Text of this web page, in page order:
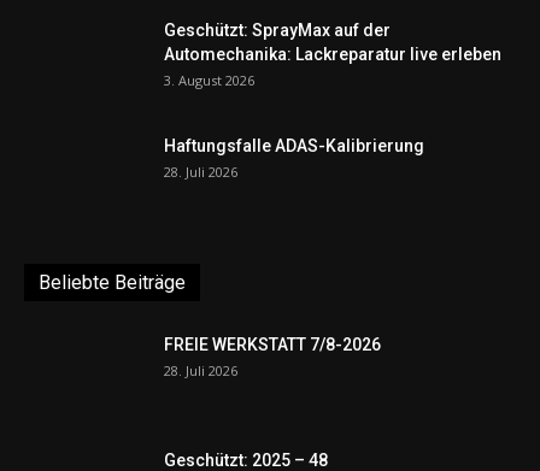
Geschützt: SprayMax auf der
Automechanika: Lackreparatur live erleben
3. August 2026
Haftungsfalle ADAS-Kalibrierung
28. Juli 2026
Beliebte Beiträge
FREIE WERKSTATT 7/8-2026
28. Juli 2026
Geschützt: 2025 – 48